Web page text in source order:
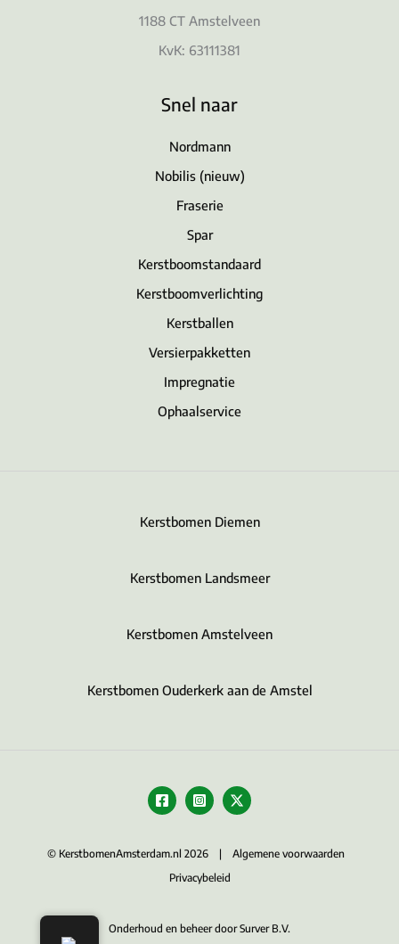
1188 CT Amstelveen
KvK: 63111381
Snel naar
Nordmann
Nobilis (nieuw)
Fraserie
Spar
Kerstboomstandaard
Kerstboomverlichting
Kerstballen
Versierpakketten
Impregnatie
Ophaalservice
Kerstbomen Diemen
Kerstbomen Landsmeer
Kerstbomen Amstelveen
Kerstbomen Ouderkerk aan de Amstel
© KerstbomenAmsterdam.nl 2026 | Algemene voorwaarden
Privacybeleid
Onderhoud en beheer door Surver B.V.